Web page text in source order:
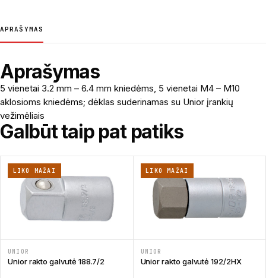
APRAŠYMAS
Aprašymas
5 vienetai 3.2 mm – 6.4 mm kniedėms, 5 vienetai M4 – M10
aklosioms kniedėms; dėklas suderinamas su Unior įrankių
vežimėliais
Galbūt taip pat patiks
LIKO MAŽAI
UNIOR
Unior rakto galvutė 188.7/2
LIKO MAŽAI
UNIOR
Unior rakto galvutė 192/2HX